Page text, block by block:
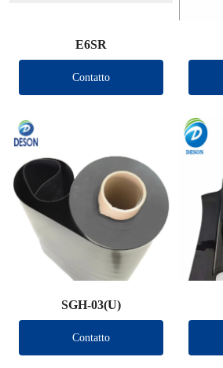
E6SR
Contatto
SGH-03(U)
Contatto